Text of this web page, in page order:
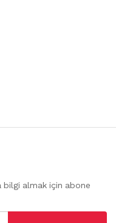
bilgi almak için abone